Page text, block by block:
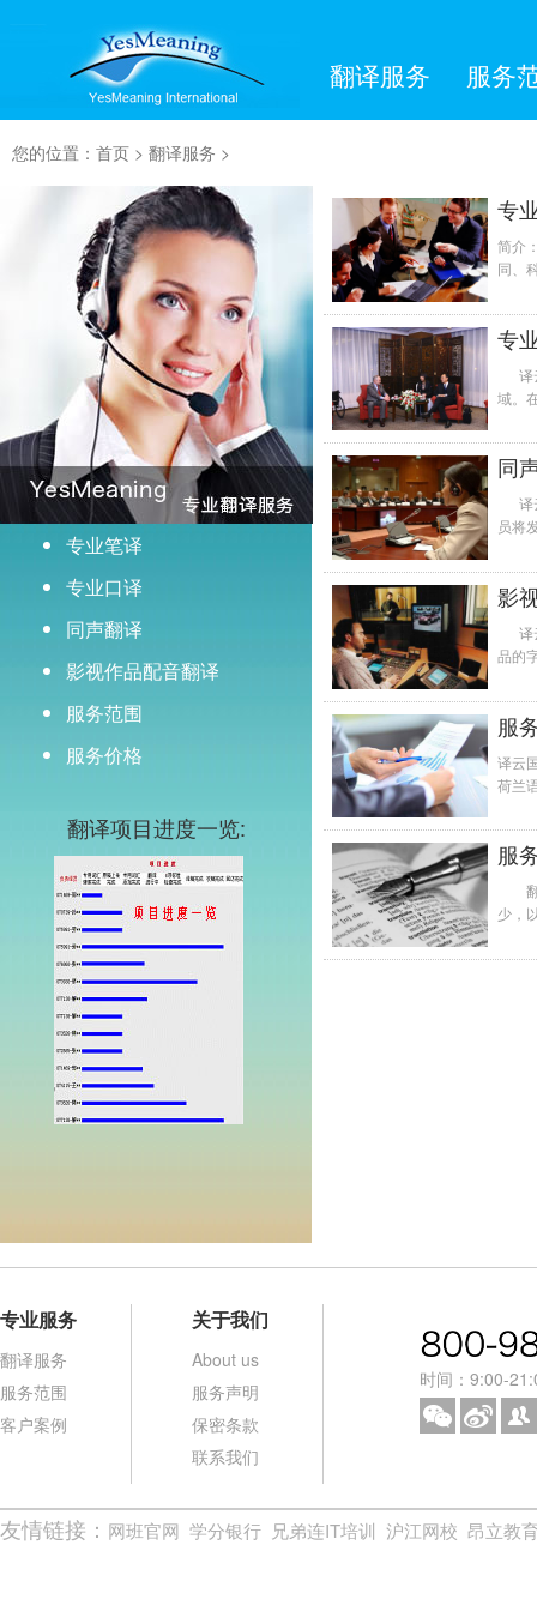
翻译服务 服务
您的位置： 首页 > 翻译服务 >
专业笔译
专业口译
同声翻译
影视作品配音翻译
服务范围
服务价格
翻译项目进度一览:
专
简介
同、
专
译
域。
同
译
员将
可以
影
译
品的
服
译云
荷兰
服
翻
少，
专业服务
翻译服务
服务范围
客户案例
关于我们
About us
服务声明
保密条款
联系我们
时间：9:00-
友情链接： 网班官网 学分银行 兄弟连IT培训 沪江网校 昂立教